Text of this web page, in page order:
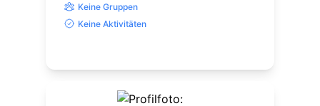
Keine Gruppen
Keine Aktivitäten